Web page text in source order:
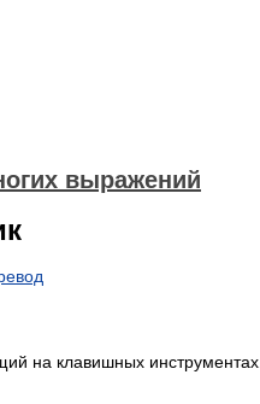
выражений
на клавишных инструментах.